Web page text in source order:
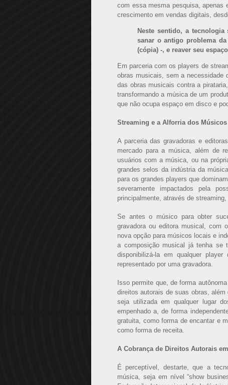
com essa mesma pesquisa, apenas
crescimento em vendas digitais,
Neste sentido, a
sanar o antigo problema
(cópia) -, e reaver seu
Em parceria com os players de
obras musicais, sem a necessidade
das obras musicais contra a
transformando a música de um
que não ocupa espaço em disco e
Streaming e a Alforria dos
A parceria das gravadoras e
mercado para a música, além de
usuários com a música, ou na
grandes selos da indústria da
para os grandes players que
severamente impactados pela
principalmente, através de
Se antes o músico para obter
gravadora ou editora musical, com
nova opção para músicos locais e
a composição musical já tenha se
disponibilizá-la em qualquer
representado por uma gravadora.
Isso permite que, de forma
direitos autorais de suas obras,
seja utilizada em qualquer lugar
empenhado a, de forma
gratuita, como forma de encantar e
como forma de receita.
A Cobrança de Direitos Autorais
É perceptível, destarte, que a
música, seja em nível “show